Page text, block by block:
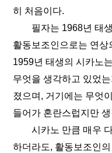
히 처음이다.
필자는 1968년 태생
활동보조인으로는 연상
1959년 태생의 시카노
무엇을 생각하고 있었
졌으며, 거기에는 무엇
들어가 혼란스럽지만
시카노 만큼 매우 다
하더라도, 활동보조인